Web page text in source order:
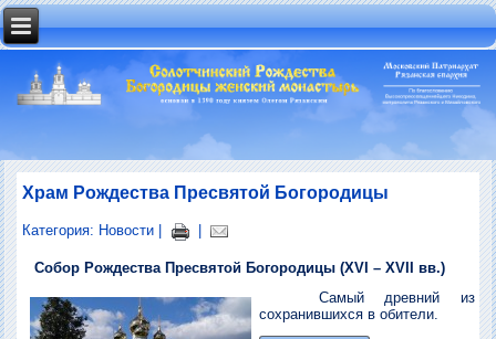
Храм Рождества Пресвятой Богородицы
Категория: Новости
Собор Рождества Пресвятой Богородицы (XVI – XVII вв.)
Самый древний из
сохранившихся в обители.